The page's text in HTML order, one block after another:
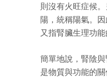
則沒有火旺症候
陽，統稱陽氣。
又指腎臟生理功能
簡單地說，腎陰
是物質與功能的